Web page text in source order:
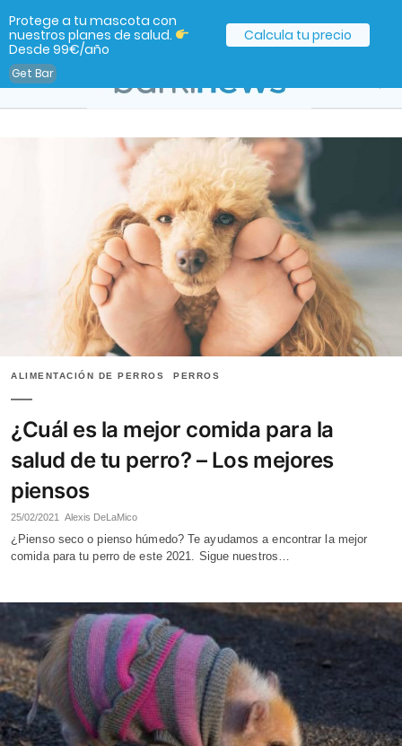
ALIMENTACIÓN DE PERROS PERROS
¿Cuál es la mejor comida para la
salud de tu perro? – Los mejores
piensos
25/02/2021 Alexis DeLaMico
¿Pienso seco o pienso húmedo? Te ayudamos a encontrar la mejor
comida para tu perro de este 2021. Sigue nuestros…
Protege a tu mascota con
nuestros planes de salud.
Desde 99€/año
Calcula tu precio
Get Bar